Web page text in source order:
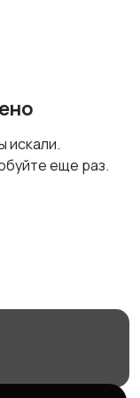
искали.
еще раз.